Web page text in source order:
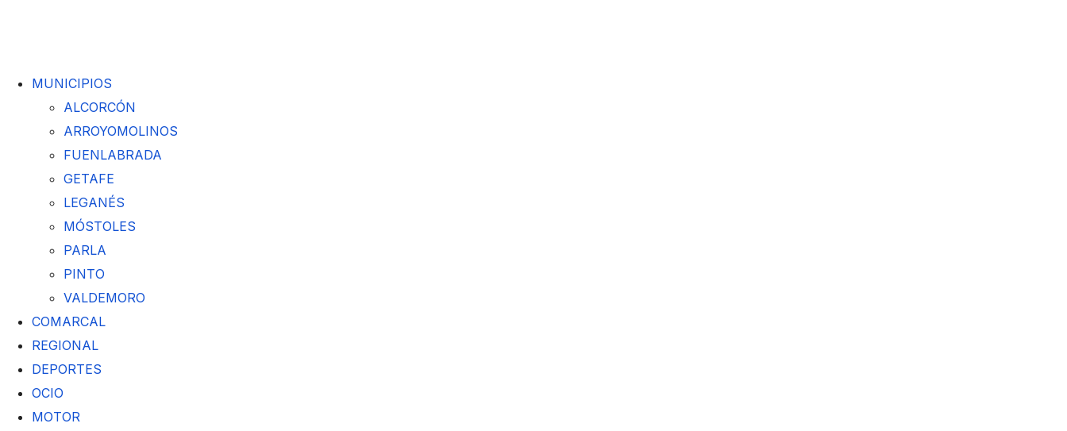
MUNICIPIOS
ALCORCÓN
ARROYOMOLINOS
FUENLABRADA
GETAFE
LEGANÉS
MÓSTOLES
PARLA
PINTO
VALDEMORO
COMARCAL
REGIONAL
DEPORTES
OCIO
MOTOR